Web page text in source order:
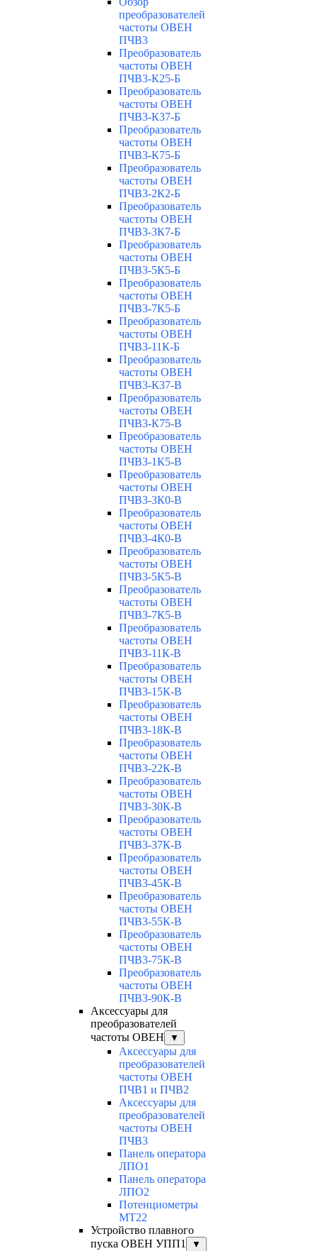
преобразователей
частоты ОВЕН
ПЧВ3
Преобразователь
частоты ОВЕН
ПЧВ3-К25-Б
Преобразователь
частоты ОВЕН
ПЧВ3-К37-Б
Преобразователь
частоты ОВЕН
ПЧВ3-К75-Б
Преобразователь
частоты ОВЕН
ПЧВ3-2К2-Б
Преобразователь
частоты ОВЕН
ПЧВ3-3К7-Б
Преобразователь
частоты ОВЕН
ПЧВ3-5К5-Б
Преобразователь
частоты ОВЕН
ПЧВ3-7К5-Б
Преобразователь
частоты ОВЕН
ПЧВ3-11К-Б
Преобразователь
частоты ОВЕН
ПЧВ3-К37-В
Преобразователь
частоты ОВЕН
ПЧВ3-К75-В
Преобразователь
частоты ОВЕН
ПЧВ3-1К5-В
Преобразователь
частоты ОВЕН
ПЧВ3-3К0-В
Преобразователь
частоты ОВЕН
ПЧВ3-4К0-В
Преобразователь
частоты ОВЕН
ПЧВ3-5К5-В
Преобразователь
частоты ОВЕН
ПЧВ3-7К5-В
Преобразователь
частоты ОВЕН
ПЧВ3-11К-В
Преобразователь
частоты ОВЕН
ПЧВ3-15К-В
Преобразователь
частоты ОВЕН
ПЧВ3-18К-В
Преобразователь
частоты ОВЕН
ПЧВ3-22К-В
Преобразователь
частоты ОВЕН
ПЧВ3-30К-В
Преобразователь
частоты ОВЕН
ПЧВ3-37К-В
Преобразователь
частоты ОВЕН
ПЧВ3-45К-В
Преобразователь
частоты ОВЕН
ПЧВ3-55К-В
Преобразователь
частоты ОВЕН
ПЧВ3-75К-В
Преобразователь
частоты ОВЕН
ПЧВ3-90К-В
Аксессуары для
преобразователей
частоты ОВЕН
▼
Аксессуары для
преобразователей
частоты ОВЕН
ПЧВ1 и ПЧВ2
Аксессуары для
преобразователей
частоты ОВЕН
ПЧВ3
Панель оператора
ЛПО1
Панель оператора
ЛПО2
Потенциометры
MT22
Устройство плавного
пуска ОВЕН УПП1
▼